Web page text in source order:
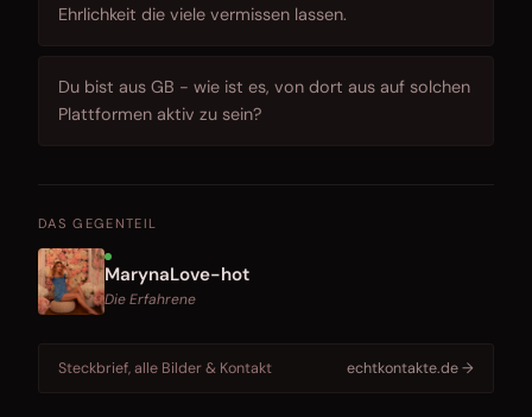
Ehrlichkeit die viele vermissen lassen.
Du bist aus GB - wie ist es, von dort aus auf solchen
Plattformen aktiv zu sein?
DAS GEGENTEIL
MarynaLove-hot
Die Erfahrene
Steckbrief, alle Bilder & Kontakt echtkontakte.de →